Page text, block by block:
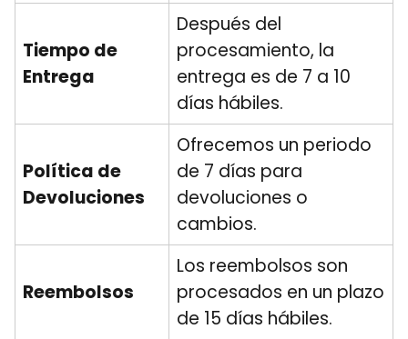
Tiempo de
Entrega
Después del
procesamiento, la
entrega es de 7 a 10
días hábiles.
Política de
Devoluciones
Ofrecemos un periodo
de 7 días para
devoluciones o
cambios.
Reembolsos
Los reembolsos son
procesados en un plazo
de 15 días hábiles.